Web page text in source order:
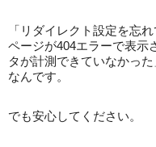
「リダイレクト設定を忘
ページが404エラーで表示
タが計測できていなかっ
なんです。
でも安心してください。